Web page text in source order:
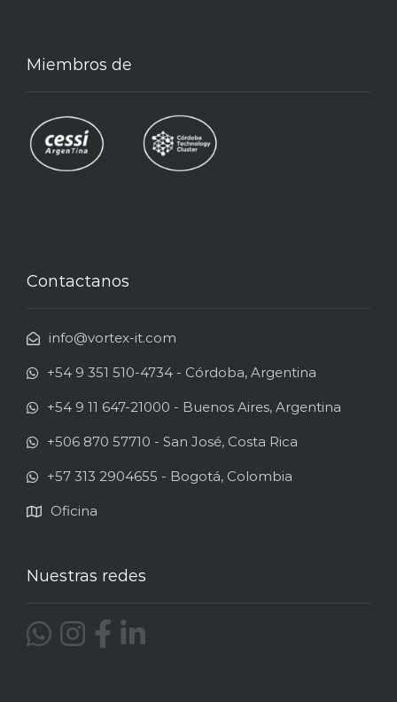
Miembros de
Contactanos
info@vortex-it.com
+54 9 351 510-4734 - Córdoba, Argentina
+54 9 11 647-21000 - Buenos Aires, Argentina
+506 870 57710 - San José, Costa Rica
+57 313 2904655 - Bogotá, Colombia
Oficina
Nuestras redes